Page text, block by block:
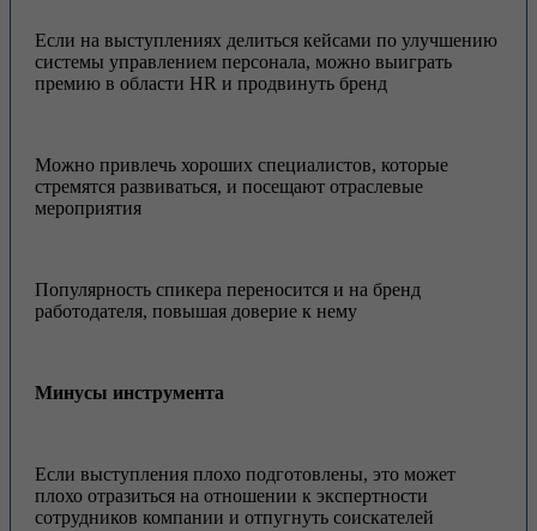
Если на выступлениях делиться кейсами по улучшению
системы управлением персонала, можно выиграть
премию в области HR и продвинуть бренд
Можно привлечь хороших специалистов, которые
стремятся развиваться, и посещают отраслевые
мероприятия
Популярность спикера переносится и на бренд
работодателя, повышая доверие к нему
Минусы инструмента
Если выступления плохо подготовлены, это может
плохо отразиться на отношении к экспертности
сотрудников компании и отпугнуть соискателей